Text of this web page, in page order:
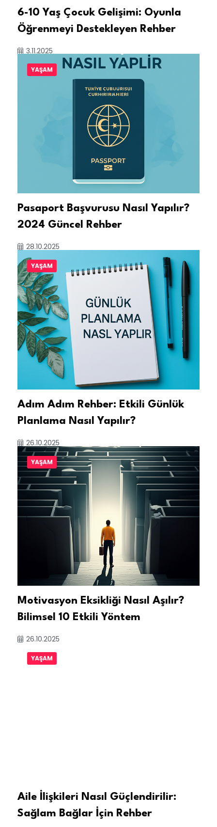
6-10 Yaş Çocuk Gelişimi: Oyunla
Öğrenmeyi Destekleyen Rehber
3.11.2025
YAŞAM
Pasaport Başvurusu Nasıl Yapılır?
2024 Güncel Rehber
28.10.2025
YAŞAM
Adım Adım Rehber: Etkili Günlük
Planlama Nasıl Yapılır?
26.10.2025
YAŞAM
Motivasyon Eksikliği Nasıl Aşılır?
Bilimsel 10 Etkili Yöntem
26.10.2025
YAŞAM
Aile İlişkileri Nasıl Güçlendirilir:
Sağlam Bağlar İçin Rehber